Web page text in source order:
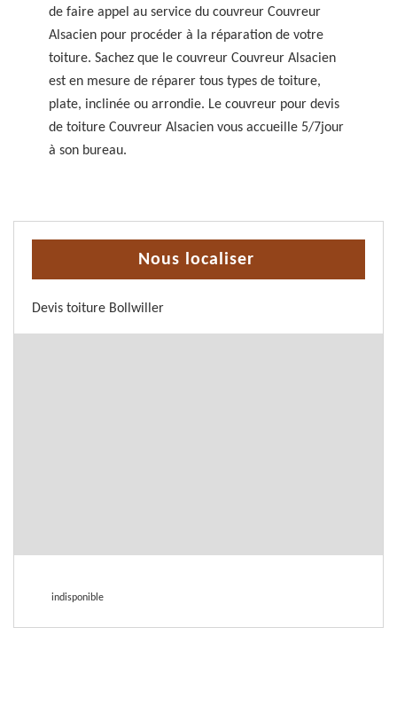
de faire appel au service du couvreur Couvreur
Alsacien pour procéder à la réparation de votre
toiture. Sachez que le couvreur Couvreur Alsacien
est en mesure de réparer tous types de toiture,
plate, inclinée ou arrondie. Le couvreur pour devis
de toiture Couvreur Alsacien vous accueille 5/7jour
à son bureau.
Nous localiser
Devis toiture Bollwiller
indisponible